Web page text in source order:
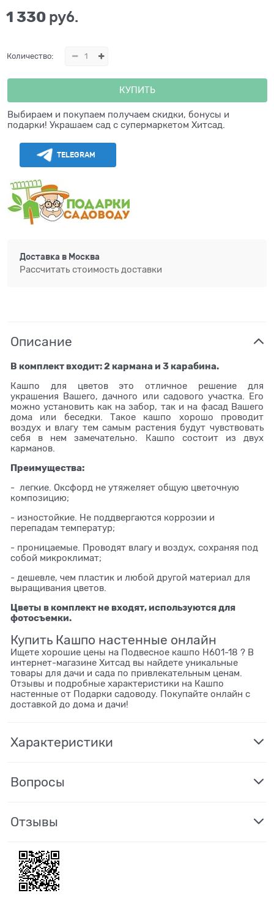
1 330 руб.
Количество:
КУПИТЬ
Выбираем и покупаем получаем скидки, бонусы и
подарки! Украшаем сад с супермаркетом Хитсад.
TELEGRAM
Доставка в Москва
Рассчитать стоимость доставки
Описание
В комплект входит: 2 кармана и 3 карабина.
Кашпо для цветов это отличное решение для
украшения Вашего, дачного или садового участка. Его
можно установить как на забор, так и на фасад Вашего
дома или беседки. Такое кашпо хорошо проводит
воздух и влагу тем самым растения будут чувствовать
себя в нем замечательно. Кашпо состоит из двух
карманов.
Преимущества:
- легкие. Оксфорд не утяжеляет общую цветочную
композицию;
- изностойкие. Не поддвергаются коррозии и
перепадам температур;
- проницаемые. Проводят влагу и воздух, сохраняя под
собой микроклимат;
- дешевле, чем пластик и любой другой материал для
выращивания цветов.
Цветы в комплект не входят, используются для
фотосъемки.
Купить Кашпо настенные онлайн
Ищете хорошие цены на Подвесное кашпо H601-18 ? В
интернет-магазине Хитсад вы найдете уникальные
товары для дачи и сада по привлекательным ценам.
Отзывы и подробные характеристики на Кашпо
настенные от Подарки садоводу. Покупайте онлайн с
доставкой до дома и дачи!
Характеристики
Вопросы
Отзывы